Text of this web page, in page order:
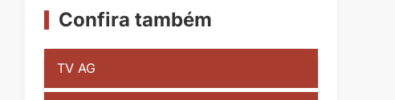
Confira também
TV AG